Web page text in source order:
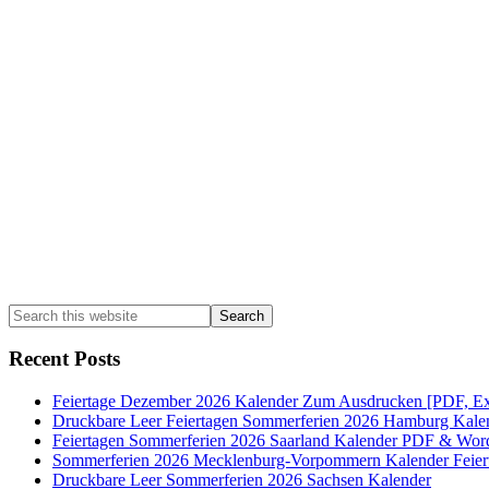
Search
this
website
Recent Posts
Feiertage Dezember 2026 Kalender Zum Ausdrucken [PDF,
Druckbare Leer Feiertagen Sommerferien 2026 Hamburg
Feiertagen Sommerferien 2026 Saarland Kalender PDF &
Sommerferien 2026 Mecklenburg-Vorpommern Kalender
Druckbare Leer Sommerferien 2026 Sachsen Kalender